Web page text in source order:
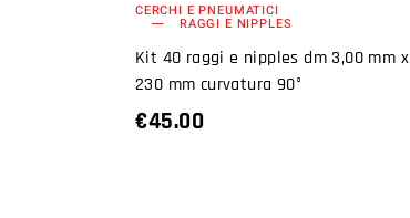
CERCHI E PNEUMATICI
RAGGI E NIPPLES
Kit 40 raggi e nipples dm 3,00 mm x
230 mm curvatura 90°
€45.00